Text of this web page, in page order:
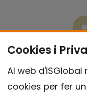
Cookies i
Al web
cookies per fer